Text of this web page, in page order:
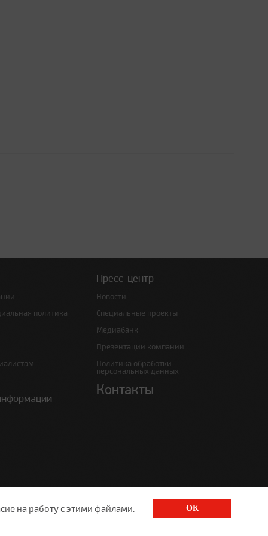
политика
Пресс-центр
Новости
Специальные проекты
Медиабанк
Презентации компании
Политика обработки
персональных данных
Контакты
на работу с этими файлами. ОК